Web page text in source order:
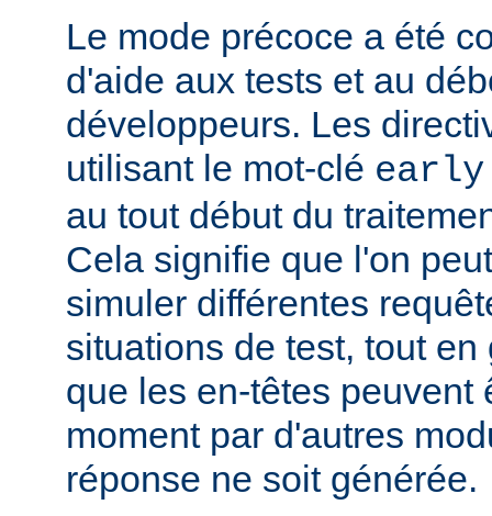
Le mode précoce a été
d'aide aux tests et au
développeurs. Les
utilisant le mot-clé early
au tout début du
Cela signifie que l'on
simuler différentes
situations de test, tout
que les en-têtes peuvent
moment par d'autres
réponse ne soit générée.